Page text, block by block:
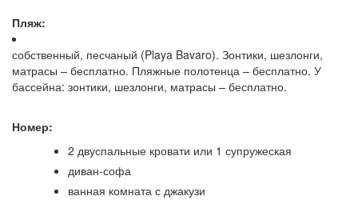
Пляж:
собственный, песчаный (Playa Bavaro). Зонтики, шезлонги,
матрасы – бесплатно. Пляжные полотенца – бесплатно. У
бассейна: зонтики, шезлонги, матрасы – бесплатно.
Номер:
2 двуспальные кровати или 1 супружеская
диван-софа
ванная комната с джакузи